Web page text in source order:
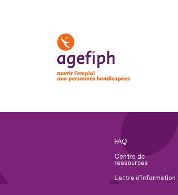
FAQ
Centre de
ressources
Lettre d'information